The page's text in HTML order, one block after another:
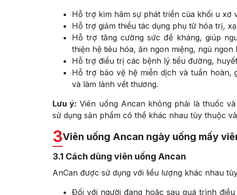
Hỗ trợ kìm hãm sự phát triển của khối u xơ
Hỗ trợ giảm thiểu tác dụng phụ từ hóa trị,
Hỗ trợ tăng cường sức đề kháng, giúp
thiện hệ tiêu hóa, ăn ngon miệng, ngủ ngon
Hỗ trợ điều trị các bệnh lý tiểu đường,
Hỗ trợ bảo vệ hệ miễn dịch và tuần hoàn,
và làm lành vết thương.
Lưu ý: Viên uống Ancan không phải là thuốc
sử dụng sản phẩm có thể khác nhau tùy thuộc
3Viên uống Ancan ngày uống mấy
3.1 Cách dùng viên uống Ancan
AnCan được sử dụng với liều lượng khác nhau
Đối với người đang hoặc sau quá trình